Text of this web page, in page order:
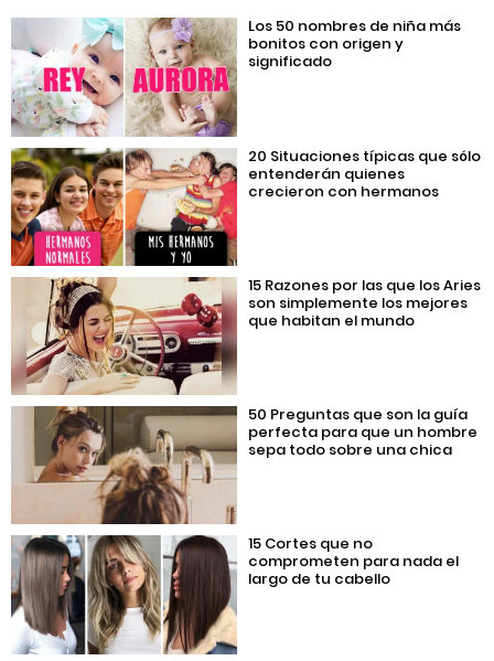
Los 50 nombres de niña más
bonitos con origen y
significado
20 Situaciones típicas que sólo
entenderán quienes
crecieron con hermanos
15 Razones por las que los Aries
son simplemente los mejores
que habitan el mundo
50 Preguntas que son la guía
perfecta para que un hombre
sepa todo sobre una chica
15 Cortes que no
comprometen para nada el
largo de tu cabello